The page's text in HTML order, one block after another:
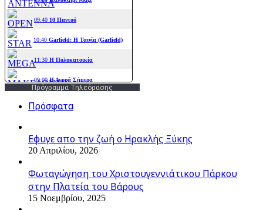
Πρόγραμμα Τηλεόρασης
Πρόσφατα
Εφυγε απο την ζωή o Ηρακλής Ξύκης
20 Απριλίου, 2026
Φωταγώγηση του Χριστουγεννιάτικου Πάρκου
στην Πλατεία του Βάρους
15 Νοεμβρίου, 2025